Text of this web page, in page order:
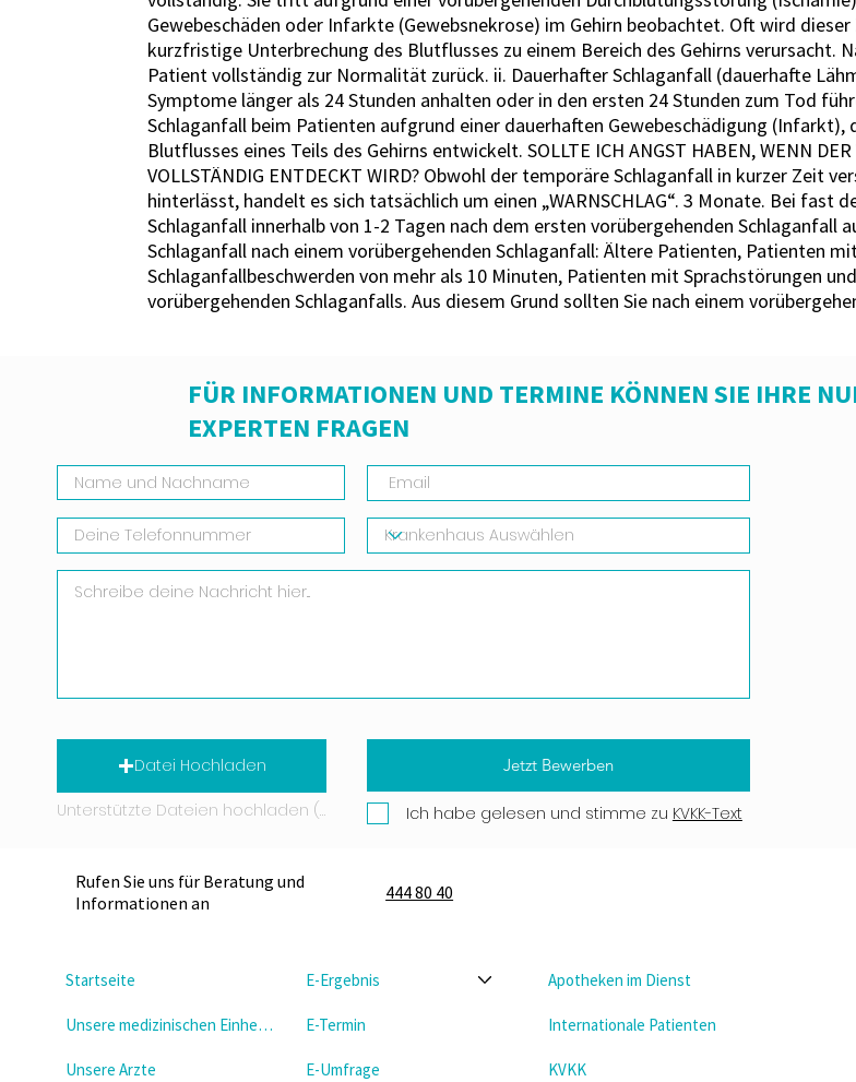
Gewebeschäden oder Infarkte (Gewebsnekrose) im Gehirn beobachtet. Oft wird
kurzfristige Unterbrechung des Blutflusses zu einem Bereich des Gehirns verursacht.
Patient vollständig zur Normalität zurück. ii. Dauerhafter Schlaganfall (dauerhafte
Symptome länger als 24 Stunden anhalten oder in den ersten 24 Stunden zum Tod
Schlaganfall beim Patienten aufgrund einer dauerhaften Gewebeschädigung
Blutflusses eines Teils des Gehirns entwickelt. SOLLTE ICH ANGST HABEN, WENN
VOLLSTÄNDIG ENTDECKT WIRD? Obwohl der temporäre Schlaganfall in kurzer Zeit
hinterlässt, handelt es sich tatsächlich um einen „WARNSCHLAG“. 3 Monate. Bei
Schlaganfall innerhalb von 1-2 Tagen nach dem ersten vorübergehenden
Schlaganfall nach einem vorübergehenden Schlaganfall: Ältere Patienten, Patienten
Schlaganfallbeschwerden von mehr als 10 Minuten, Patienten mit Sprachstörungen
vorübergehenden Schlaganfalls. Aus diesem Grund sollten Sie nach einem
FÜR INFORMATIONEN UND TERMINE KÖNNEN SIE IHRE
EXPERTEN FRAGEN
Jetzt Bewerben
Datei Hochladen
Unterstützte Dateien hochladen (Max. 15 MB) Ich habe gelesen und stimme zu KVKK-Text
Rufen Sie uns für Beratung und
Informationen an
444 80 40
Startseite
Unsere medizinischen Einheiten
Unsere Arzte
E-Ergebnis
E-Termin
E-Umfrage
Apotheken im Dienst
Internationale Patienten
KVKK